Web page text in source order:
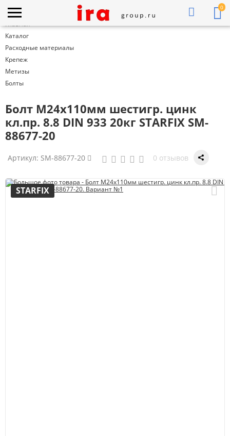
0
Главная
Каталог
Расходные материалы
Крепеж
Метизы
Болты
Болт М24х110мм шестигр. цинк
кл.пр. 8.8 DIN 933 20кг STARFIX SM-
88677-20
Артикул: SM-88677-20 0 отзывов
STARFIX